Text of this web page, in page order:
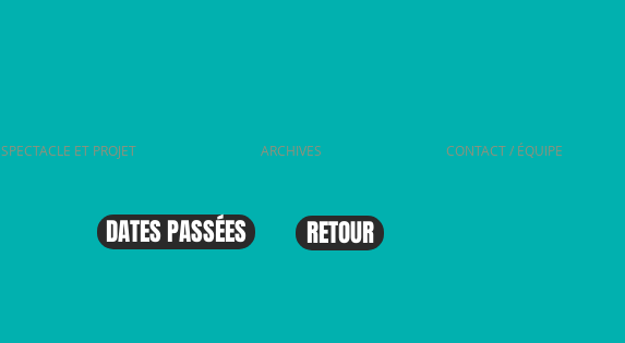
SPECTACLE ET PROJET ARCHIVES CONTACT / ÉQUIPE
DATES PASSÉES RETOUR